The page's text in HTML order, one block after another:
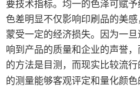
美国TPS
日本爱泰克（ETAC）
英国ELGA超纯水机
要技术指标。均一的色泽可赋
色差明显不仅影响印刷品的美
蒙受一定的经济损失。因为一
响到产品的质量和企业的声誉
的方法是目测，而现实比较流行
的测量能够客观评定和量化颜色